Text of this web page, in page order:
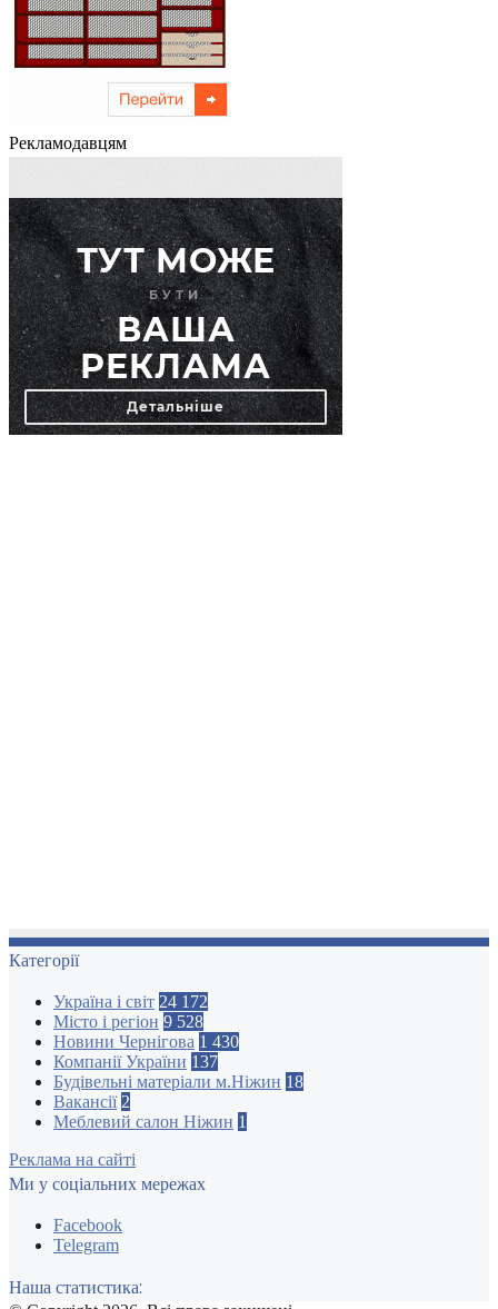
Рекламодавцям
Категорії
Україна і світ 24 172
Місто і регіон 9 528
Новини Чернігова 1 430
Компанії України 137
Будівельні матеріали м.Ніжин 18
Вакансії 2
Меблевий салон Ніжин 1
Реклама на сайті
Ми у соціальних мережах
Facebook
Telegram
Наша статистика: